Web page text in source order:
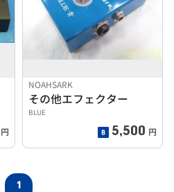
円
NOAHSARK
その他エフェクター
BLUE
5,500 円
1